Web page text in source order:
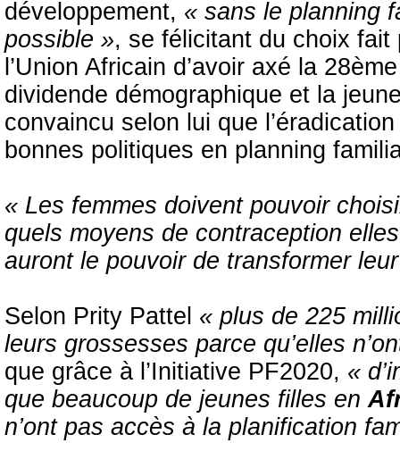
développement, « sans le planning
possible », se félicitant du choix fait
l’Union Africain d’avoir axé la
dividende démographique et la
convaincu selon lui que
bonnes politiques en planning
« Les femmes doivent pouvoir
quels moyens de contraception
auront le pouvoir de transformer
Selon Prity Pattel « plus de 225
leurs grossesses parce qu’elles
que grâce à l’Initiative PF2020, «
que beaucoup de jeunes filles en
n’ont pas accès à la planification